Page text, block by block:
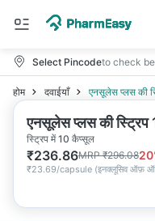
Select Pincodeto check
होम दवाईयाँ एनसूलेस प्लस की
एनसूलेस प्लस की स्ट्रिप
स्ट्रिप में 10 कैप्सूल
₹236.86MRP₹296.0820
₹23.69/capsule (इनक्लूसिव ऑफ़